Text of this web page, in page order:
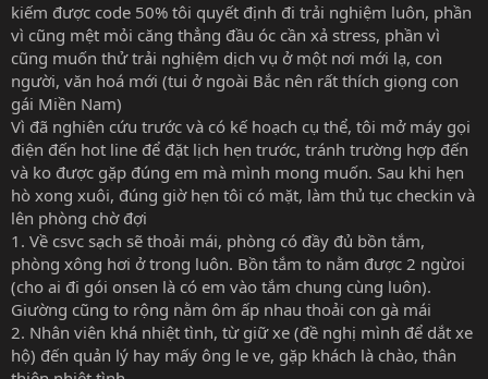
kiếm được code 50% tôi quyết định đi trải nghiệm luôn, phần
vì cũng mệt mỏi căng thẳng đầu óc cần xả stress, phần vì
cũng muốn thử trải nghiệm dịch vụ ở một nơi mới lạ, con
người, văn hoá mới (tui ở ngoài Bắc nên rất thích giọng con
gái Miền Nam)
Vì đã nghiên cứu trước và có kế hoạch cụ thể, tôi mở máy gọi
điện đến hot line để đặt lịch hẹn trước, tránh trường hợp đến
và ko được gặp đúng em mà mình mong muốn. Sau khi hẹn
hò xong xuôi, đúng giờ hẹn tôi có mặt, làm thủ tục checkin và
lên phòng chờ đợi
1. Về csvc sạch sẽ thoải mái, phòng có đầy đủ bồn tắm,
phòng xông hơi ở trong luôn. Bồn tắm to nằm được 2 ngừoi
(cho ai đi gói onsen là có em vào tắm chung cùng luôn).
Giường cũng to rộng nằm ôm ấp nhau thoải con gà mái
2. Nhân viên khá nhiệt tình, từ giữ xe (đề nghị mình để dắt xe
hộ) đến quản lý hay mấy ông le ve, gặp khách là chào, thân